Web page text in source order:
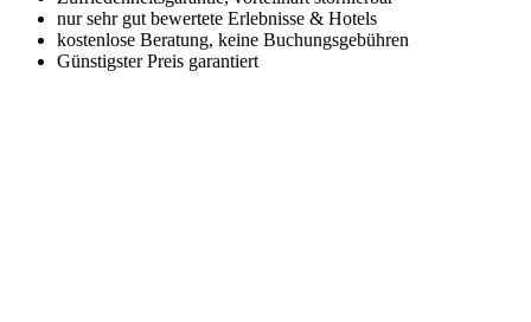
nur sehr gut bewertete Erlebnisse & Hotels
kostenlose Beratung, keine Buchungsgebühren
Günstigster Preis garantiert